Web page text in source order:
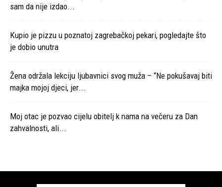
sam da nije izdao...
Kupio je pizzu u poznatoj zagrebačkoj pekari, pogledajte što
je dobio unutra
Žena održala lekciju ljubavnici svog muža – “Ne pokušavaj biti
majka mojoj djeci, jer...
Moj otac je pozvao cijelu obitelj k nama na večeru za Dan
zahvalnosti, ali...